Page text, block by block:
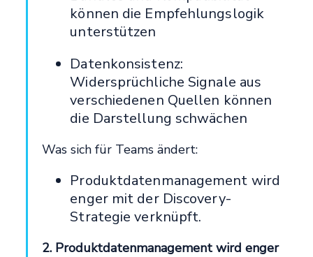
können die Empfehlungslogik
unterstützen
Datenkonsistenz:
Widersprüchliche Signale aus
verschiedenen Quellen können
die Darstellung schwächen
Was sich für Teams ändert:
Produktdatenmanagement wird
enger mit der Discovery-
Strategie verknüpft.
2. Produktdatenmanagement wird enger